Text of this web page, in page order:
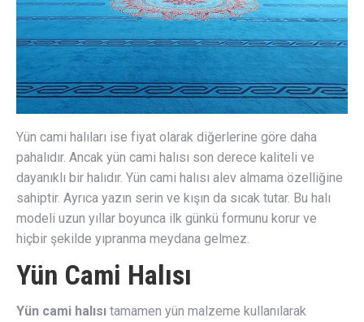
Yün cami halıları ise fiyat olarak diğerlerine göre daha
pahalıdır. Ancak yün cami halısı son derece kaliteli ve
dayanıklı bir halıdır. Yün cami halısı alev almama özelliğine
sahiptir. Ayrıca yazın serin ve kışın da sıcak tutar. Bu halı
modeli uzun yıllar boyunca ilk günkü formunu korur ve
hiçbir şekilde yıpranma meydana gelmez.
Yün Cami Halısı
Yün cami halısı tamamen yün malzeme kullanılarak